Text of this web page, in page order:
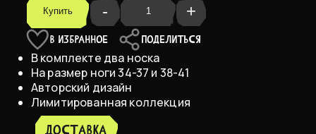
Купить - +
В ИЗБРАННОЕ ПОДЕЛИТЬСЯ
В комплекте два носка
На размер ноги 34-37 и 38-41
Авторский дизайн
Лимитированная коллекция
доставка